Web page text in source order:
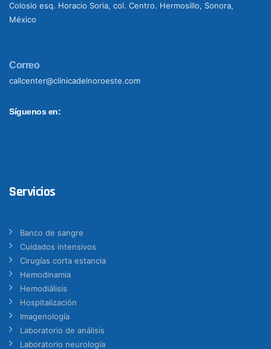
Colosio esq. Horacio Soria, col. Centro. Hermosillo, Sonora,
México
Correo
callcenter@clinicadelnoroeste.com
Síguenos en:
Servicios
Banco de sangre
Cuidados intensivos
Cirugías corta estancia
Hemodinamia
Hemodiálisis
Hospitalización
Imagenología
Laboratorio de análisis
Laboratorio neurología